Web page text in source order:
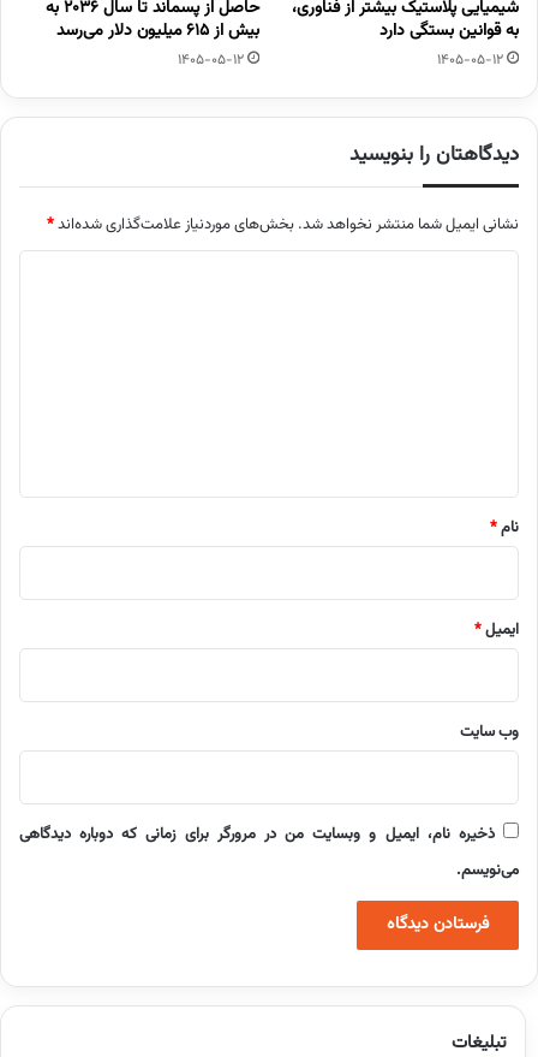
شیمیایی پلاستیک بیشتر از فناوری،
به قوانین بستگی دارد
1405-05-12
حاصل از پسماند تا سال ۲۰۳۶ به
بیش از ۶۱۵ میلیون دلار می‌رسد
1405-05-12
دیدگاهتان را بنویسید
نشانی ایمیل شما منتشر نخواهد شد. بخش‌های موردنیاز علامت‌گذاری شده‌اند*
نام*
ایمیل*
وب‌ سایت
ذخیره نام، ایمیل و وبسایت من در مرورگر برای زمانی که دوباره دیدگاهی
می‌نویسم.
تبلیغات